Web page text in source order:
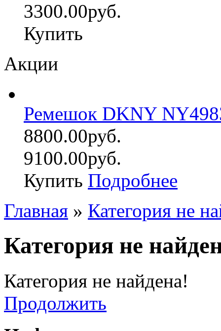
3300.00руб.
Купить
Акции
Ремешок DKNY
8800.00руб.
9100.00руб.
Купить Подробнее
Главная » Категория не
Категория не
Категория не найдена!
Продолжить